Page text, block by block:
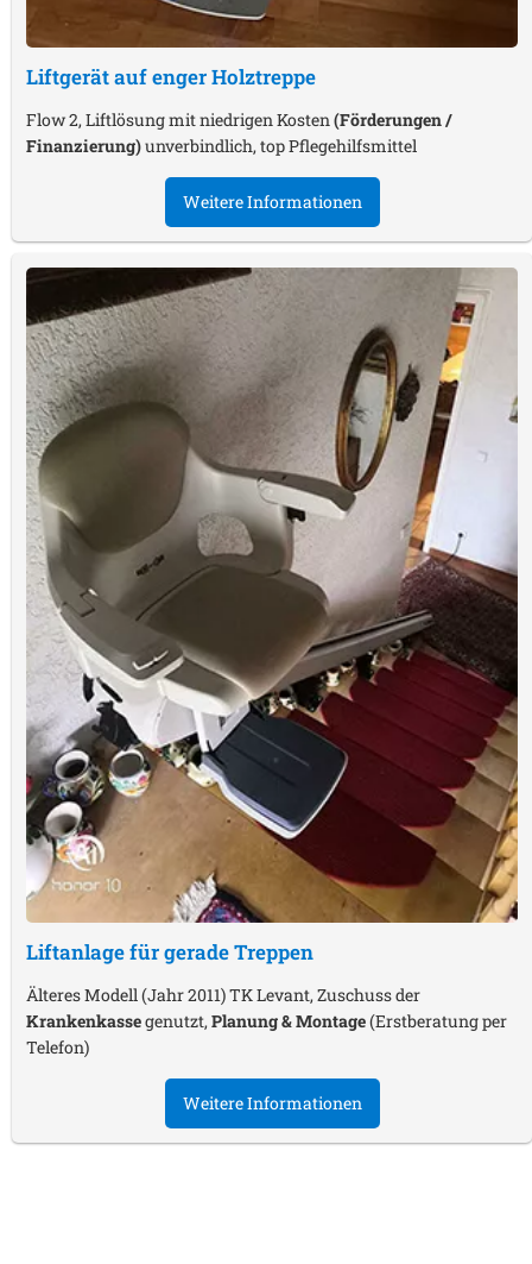
Liftgerät auf enger Holztreppe
Flow 2, Liftlösung mit niedrigen Kosten (Förderungen /
Finanzierung)unverbindlich, top Pflegehilfsmittel
Weitere Informationen
Liftanlage für gerade Treppen
Älteres Modell (Jahr 2011) TK Levant, Zuschuss der
Krankenkassegenutzt,Planung & Montage(Erstberatung per
Telefon)
Weitere Informationen